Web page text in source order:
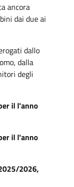
ancora
dai due ai
dallo
dalla
degli
il l'anno
il l'anno
2026,